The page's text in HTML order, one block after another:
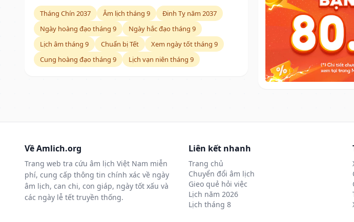
Tháng Chín 2037 Âm lịch tháng 9
Đinh Tỵ năm 2037
Ngày hoàng đạo tháng 9
Ngày hắc đạo tháng 9
Lịch âm tháng 9
Chuẩn bị Tết
Xem ngày tốt tháng 9
Cung hoàng đạo tháng 9
Lịch vạn niên tháng 9
Về Amlich.org
Trang web tra cứu âm lịch Việt Nam miễn
phí, cung cấp thông tin chính xác về ngày
âm lịch, can chi, con giáp, ngày tốt xấu và
các ngày lễ tết truyền thống.
Liên kết nhanh
Trang chủ
Chuyển đổi âm lịch
Gieo quẻ hỏi việc
Lịch năm 2026
Lịch tháng 8